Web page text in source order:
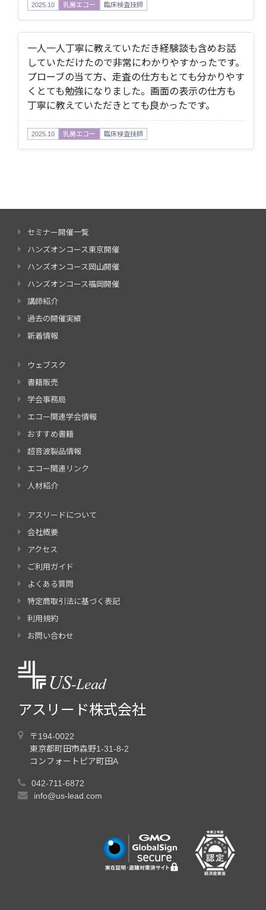
2025.10 乳房エコー 臨床検査技師
一人一人丁寧に教えていただき経験談も含めお話
していただけたので非常にわかりやすかったです。
プローブの当て方、走査の仕方もとても分かりやす
くとても勉強になりました。画面の表示の仕方も
丁寧に教えていただきとても良かったです。
2025.10 乳房エコー 臨床検査技師
セミナー開催一覧
ハンズオンコース東京開催
ハンズオンコース岡山開催
ハンズオンコース福岡開催
講師紹介
過去の開催実績
新着情報
ウェブスク
書籍販売
学会事務局
エコー関連学会情報
おすすめ書籍
超音波製品情報
エコー関連リンク
人材紹介
アスリードについて
会社概要
アクセス
ご利用ガイド
よくある質問
特定商取引法に基づく表記
利用規約
お問い合わせ
アスリード株式会社
〒194-0022
東京都町田市森野1-31-8-2
コンフォートピア町田A
042-711-6872
info@us-lead.com